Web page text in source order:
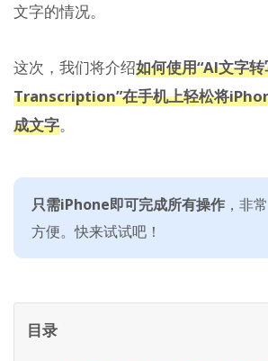
文字的情况。
这次，我们将介绍如何使用“AI文字
Transcription”在手机上轻松将
成文字。
只需iPhone即可完成所有操作 ，非常
方便。快来试试吧！
目录